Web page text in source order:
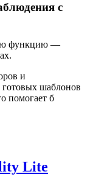
с
функцию —
и
шаблонов
помогает б
Lite